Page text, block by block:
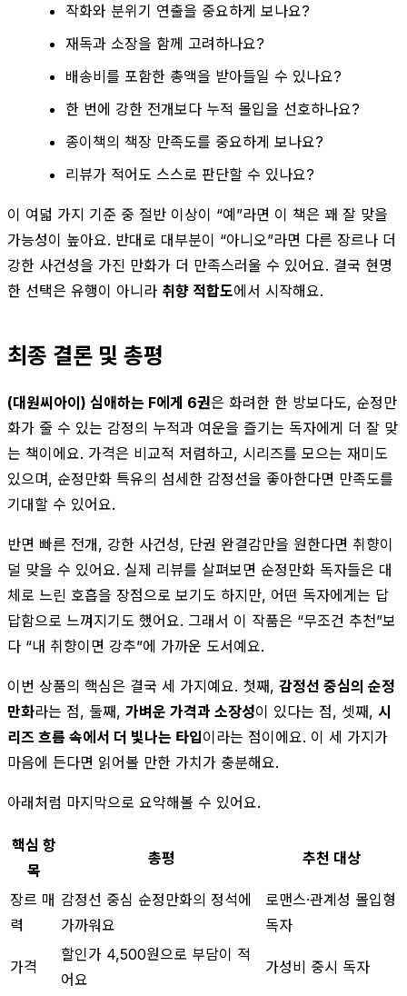
작화와 분위기 연출을 중요하게 보나요?
재독과 소장을 함께 고려하나요?
배송비를 포함한 총액을 받아들일 수 있나요?
한 번에 강한 전개보다 누적 몰입을 선호하나요?
종이책의 책장 만족도를 중요하게 보나요?
리뷰가 적어도 스스로 판단할 수 있나요?
이 여덟 가지 기준 중 절반 이상이 “예”라면 이 책은 꽤 잘 맞을
가능성이 높아요. 반대로 대부분이 “아니오”라면 다른 장르나 더
강한 사건성을 가진 만화가 더 만족스러울 수 있어요. 결국 현명
한 선택은 유행이 아니라 취향 적합도에서 시작해요.
최종 결론 및 총평
(대원씨아이) 심애하는 F에게 6권은 화려한 한 방보다도, 순정만
화가 줄 수 있는 감정의 누적과 여운을 즐기는 독자에게 더 잘 맞
는 책이에요. 가격은 비교적 저렴하고, 시리즈를 모으는 재미도
있으며, 순정만화 특유의 섬세한 감정선을 좋아한다면 만족도를
기대할 수 있어요.
반면 빠른 전개, 강한 사건성, 단권 완결감만을 원한다면 취향이
덜 맞을 수 있어요. 실제 리뷰를 살펴보면 순정만화 독자들은 대
체로 느린 호흡을 장점으로 보기도 하지만, 어떤 독자에게는 답
답함으로 느껴지기도 했어요. 그래서 이 작품은 “무조건 추천”보
다 “내 취향이면 강추”에 가까운 도서예요.
이번 상품의 핵심은 결국 세 가지예요. 첫째, 감정선 중심의 순정
만화라는 점, 둘째, 가벼운 가격과 소장성이 있다는 점, 셋째, 시
리즈 흐름 속에서 더 빛나는 타입이라는 점이에요. 이 세 가지가
마음에 든다면 읽어볼 만한 가치가 충분해요.
아래처럼 마지막으로 요약해볼 수 있어요.
핵심 항
목
총평 추천 대상
장르 매
력
감정선 중심 순정만화의 정석에
가까워요
로맨스·관계성 몰입형
독자
가격
할인가 4,500원으로 부담이 적
어요
가성비 중시 독자